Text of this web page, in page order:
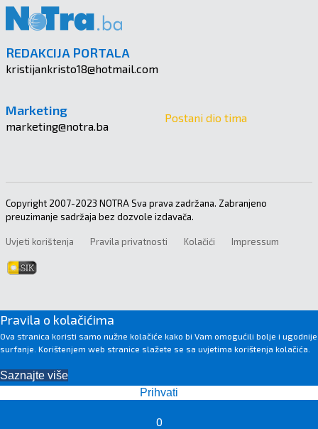
0
REDAKCIJA PORTALA
kristijankristo18@hotmail.com
Marketing
marketing@notra.ba
Postani dio tima
Copyright 2007-2023 NOTRA Sva prava zadržana. Zabranjeno
preuzimanje sadržaja bez dozvole izdavača.
Uvjeti korištenja Pravila privatnosti Kolačići Impressum
Pravila o kolačićima
Ova stranica koristi samo nužne kolačiće kako bi Vam omogućili bolje i ugodnije
surfanje. Korištenjem web stranice slažete se sa uvjetima korištenja kolačića.
Saznajte više
Prihvati